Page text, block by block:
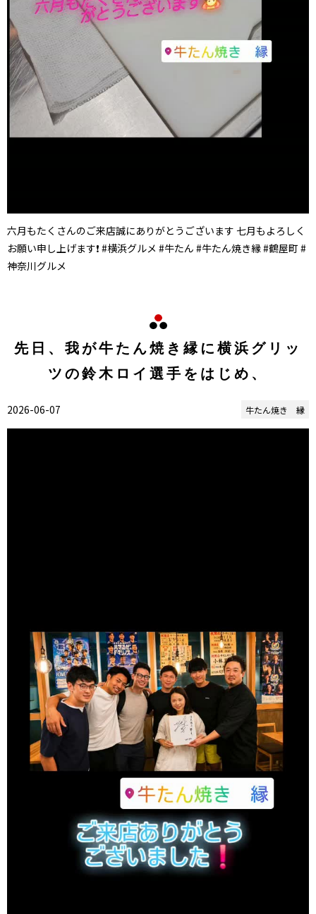
六月もたくさんのご来店誠にありがとうございます 七月もよろしく
お願い申し上げます❗ #横浜グルメ #牛たん #牛たん焼き縁 #鶴屋町 #
神奈川グルメ
先日、我が牛たん焼き縁に横浜グリッ
ツの鈴木ロイ選手をはじめ、
2026-06-07 牛たん焼き 縁